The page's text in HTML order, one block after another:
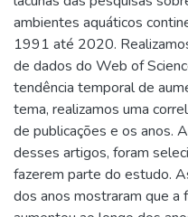
ambientes aquáticos
1991 até 2020.
de dados do Web of
tendência temporal de
tema, realizamos uma
de publicações e os anos.
desses artigos, foram
fazerem parte do estudo.
dos anos mostraram que a